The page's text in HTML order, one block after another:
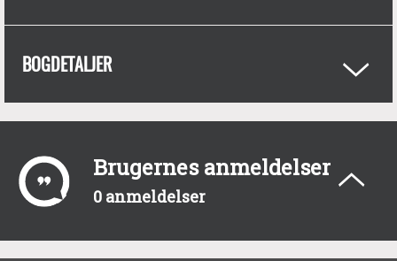
BOGDETALJER
Brugernes anmeldelser
0 anmeldelser